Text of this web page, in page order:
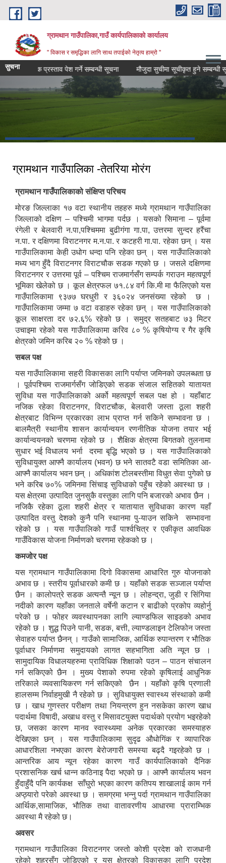
Skip to main content
ग्रामथान गाउँपालिका,गाउँ कार्यपालिकाको कार्यालय
" विकास र समृद्धिका लागि साथ तपाईको नेतृत्व हाम्रो "
सुचना
आर्थिक प्रस्ताव पेश गर्ने सम्बन्धी सूचना मौजुदा सुचीमा सूचीकृत हुने सम्बन्धी सूचना
ग्रामथान गाउँपालिका -तेतरिया मोरंग
ग्रामथान गाउँपालिकाको संक्षिप्त परिचय
मोरङ जिल्लाका १७ वटा स्थानीय तहहरु मध्ये ग्रामथान गाउँपालिका
जिल्लाको दक्षिण – पश्चिमी भागमा पर्दछ । यसको सिमाना – पूर्वमा
रंगेली र बेलवारी न.पा,पश्चिममा बुढीगंगा गा.पा, उत्तरमा सुन्दर हरैंचा
न.पा. र दक्षिणमा विराटनगर म.न.पा. र कटहरी गा.पा. रहेका छन् । यस
गाउँपालिकामा केही उधोग धन्दा पनि रहेका छन् । यस गाउँपालिकाको
मध्य भाग हुँदै विराटनगर विराटचौक सडक गएको छ । जसले दक्षिणमा
विराटनगर र उत्तरमा पूर्व – पश्चिम राजमार्गसँग सम्पर्क गराउन महत्वपूर्ण
भूमिका खेलेको छ । कूल क्षेत्रफल ७१.८४ वर्ग कि.मी मा फैलिएको यस
गाउँपालिकामा ९३७७ घरधुरी र ३६०२४ जनसंख्या रहेको छ ।
गाउँपालिकामा जम्मा ७ वटा वडाहरु रहेका छन् । यस गाउँपालिकाको
कूल साक्षरता दर ७२.६% रहेको छ । समुद्र सतहबाट ७३ मिटर
उचाइमा रहेको यस गाउँपालिकामा करिव ८० % कृषियोग्य र गैर कृषि
क्षेत्रको जमिन करिब २० % रहेको छ ।
सबल पक्ष
यस गाउँपालिकामा सहरी विकासका लागि पर्याप्त जमिनको उपलब्धता छ
। पूर्वपश्चिम राजमार्गसँग जोडिएको सडक संजाल सहितको यातायत
सुविधा यस गाउँपालिकाको अर्को महत्वपूर्ण सबल पक्ष हो । यहाँबाट
नजिक रहेका विराटनगर, विराटचौक, बेलवारी जस्ता ठूला शहरी
क्षेत्रबाट विभिन्न प्रकारका लाभ प्राप्त गर्न सकिने सम्भावना छ ।
बालमैत्री स्थानीय शासन कार्यान्वयन रणनीतिक योजना तयार भई
कार्यान्वयनको चरणमा रहेको छ । शैक्षिक क्षेत्रमा बिगतको तुलनामा
सुधार भई विधालय भर्ना दरमा बृद्धि भएको छ । यस गाउँपालिकाको
सुविधायुक्त आफ्नै कार्यालय (भवन) छ भने सातवटै वडा समितिका आ-
आफ्नै कार्यालय भवन छन् । अधिकांश टोलबस्तीमा विधुत सेवा पुगेको छ
भने करिब ७०% जमिनमा सिंचाइ सुविधाको पहुँच रहेको अवस्था छ ।
यस क्षेत्रमा उत्पादित जुनसुकै वस्तुका लागि पनि बजारको अभाव छैन ।
नजिकै रहेका ठूला शहरी क्षेत्र र यातायात सुविधाका कारण यहाँ
उत्पादित वस्तु देशको कुनै पनि स्थानमा पु-याउन सकिने सम्भावना
रहेको छ । यस गाउँपालिको गाउँ पार्श्वचित्र र एकीकृत आवधिक
गाउँविकास योजना निर्माणको चरणमा रहेकको छ ।
कमजोर पक्ष
यस ग्रामथान गाउँपालिकामा दिगो विकासमा आधारित गुरु योजनाको
अभाव छ । स्तरीय पूर्वाधारको कमी छ । यहाँको सडक सञ्जाल पर्याप्त
छैन । कालोपत्रे सडक अत्यन्तै न्यून छ । लोहन्द्रा, जुडी र सिंगिया
नदीको कारण यहाँका जनताले वर्षेनी कटान र बाढीको प्रकोप व्यहोर्नु
परेको छ । फोहर व्यवस्थापनका लागि ल्याण्डफिल साइडको अभाव
रहेको छ । शुद्ध पिउने पानी, सडक, बत्ती, ल्याण्डलाइन टेलिफोन जस्ता
सेवाहरु पर्याप्त छैनन् । गाउँको सामाजिक, आर्थिक रुपान्तरण र भौतिक
पूर्वाधार निर्माणमा समुदायको लागत सहभागिता अति न्यून छ ।
सामुदायिक विधालयहरुमा प्राविधिक शिक्षाको पठन – पाठन संचालन
गर्न सकिएको छैन । मुख्य पेशाको रुपमा रहेको कृषिलाई आधुनिक
तरिकाले व्यवसायिकरण गर्न सकिएको छैन । यहाँको कृषि प्रणाली
हालसम्म निर्वाहमुखी नै रहेको छ । सुविधायुक्त स्वास्थ्य संस्थाको कमी
छ । खाध गुणस्तर परीक्षण तथा नियन्त्रण हुन नसकेका कारण खाध
पदार्थमा विषादी, अखाध वस्तु र मिसावटयुक्त पदार्थको प्रयोग भइरहेको
छ, जसका कारण मानव स्वास्थ्यमा अनेक प्रकारका समस्याहरु
देखिएका छन् । यस गाउँपालिकामा सुदृढ ‌औधोगिंक र व्यापारिक
आधारशिला नभएका कारण बेरोजगारी समस्या बढ्दै गइरहेको छ ।
आन्तरिक आय न्यून रहेका कारण गाउँ कार्यपालिकाको दैनिक
प्रशासनिक खर्च धान्न कठिनाइ पैदा भएको छ । आफ्नै कार्यालय भवन
हुँदाहुँदै पनि कार्यकक्ष साँघुरो भएका कारण कतिपय शाखालाई काम गर्न
अप्ठ्यारो परेको अवस्था छ । समग्रमा भन्नु पर्दा ग्रामथान गाउँपालिका
आर्थिक,सामाजिक, भौतिक तथा वातावरणीय आधारमा प्राराम्भिक
अवस्था मै रहेको छ।
अवसर
ग्रामथान गाउँपालिका विराटनगर जस्तो कोशी प्रदेश को राजधानी
रहेको शहरसँग जोडिएको र यस क्षेत्रको विकासका लागि प्रदेश